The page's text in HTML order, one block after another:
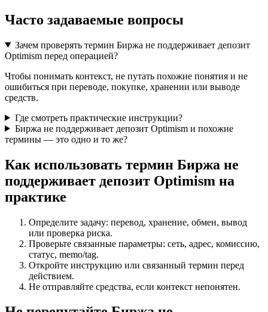
Часто задаваемые вопросы
Зачем проверять термин Биржа не поддерживает депозит
Optimism перед операцией?
Чтобы понимать контекст, не путать похожие понятия и не
ошибиться при переводе, покупке, хранении или выводе
средств.
Где смотреть практические инструкции?
Биржа не поддерживает депозит Optimism и похожие
термины — это одно и то же?
Как использовать термин Биржа не
поддерживает депозит Optimism на
практике
Определите задачу: перевод, хранение, обмен, вывод
или проверка риска.
Проверьте связанные параметры: сеть, адрес, комиссию,
статус, memo/tag.
Откройте инструкцию или связанный термин перед
действием.
Не отправляйте средства, если контекст непонятен.